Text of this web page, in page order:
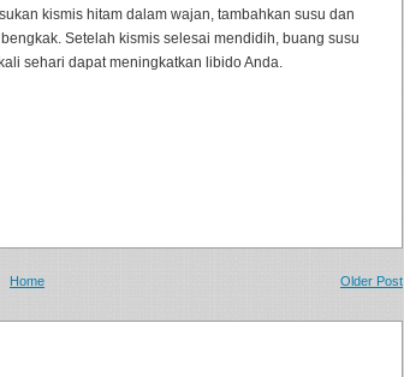
kismis hitam dalam wajan, tambahkan susu dan
Setelah kismis selesai mendidih, buang susu
sehari dapat meningkatkan libido Anda.
Older Post
Home